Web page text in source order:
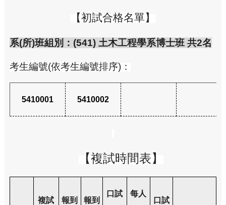
【初試合格名單】
系(所)班組別：(541) 土木工程學系博士班 共2名
考生編號(依考生編號排序)：
5410001 5410002
【複試時間表】
複試 報到 報到
口試 每人
口試